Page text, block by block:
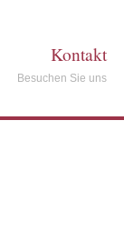
Kontakt
Besuchen Sie uns